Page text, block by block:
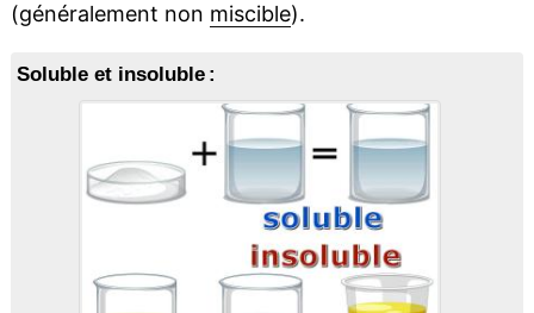
(généralement non miscible).
Soluble et insoluble :